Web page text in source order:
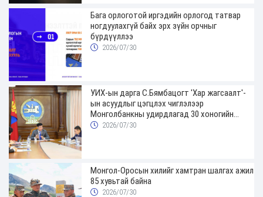
Бага орлоготой иргэдийн орлогод татвар
ногдуулахгүй байх эрх зүйн орчныг
бүрдүүллээ
2026/07/30
УИХ-ын дарга С.Бямбацогт 'Хар жагсаалт'-
ын асуудлыг цэгцлэх чиглэлээр
Монголбанкны удирдлагад 30 хоногийн
хугацаатай үүрэг өглөө
2026/07/30
Монгол-Оросын хилийг хамтран шалгах ажил
85 хувьтай байна
2026/07/30